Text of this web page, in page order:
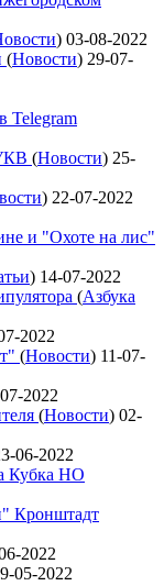
) 03-08-2022
(Новости) 29-07-
Telegram
(Новости) 25-
) 22-07-2022
и "Охоте на лис"
) 14-07-2022
(Азбука
2022
(Новости) 11-07-
2022
(Новости) 02-
06-2022
Кубка НО
Кронштадт
2022
05-2022